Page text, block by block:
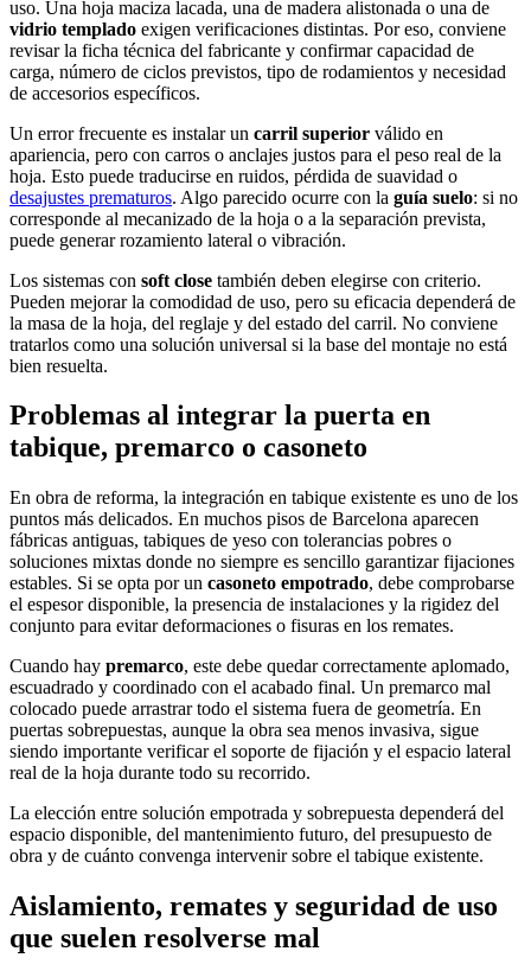
uso. Una hoja maciza lacada, una de madera alistonada o una de
vidrio templado exigen verificaciones distintas. Por eso, conviene
revisar la ficha técnica del fabricante y confirmar capacidad de
carga, número de ciclos previstos, tipo de rodamientos y necesidad
de accesorios específicos.
Un error frecuente es instalar un carril superior válido en
apariencia, pero con carros o anclajes justos para el peso real de la
hoja. Esto puede traducirse en ruidos, pérdida de suavidad o
desajustes prematuros. Algo parecido ocurre con la guía suelo: si no
corresponde al mecanizado de la hoja o a la separación prevista,
puede generar rozamiento lateral o vibración.
Los sistemas con soft close también deben elegirse con criterio.
Pueden mejorar la comodidad de uso, pero su eficacia dependerá de
la masa de la hoja, del reglaje y del estado del carril. No conviene
tratarlos como una solución universal si la base del montaje no está
bien resuelta.
Problemas al integrar la puerta en
tabique, premarco o casoneto
En obra de reforma, la integración en tabique existente es uno de los
puntos más delicados. En muchos pisos de Barcelona aparecen
fábricas antiguas, tabiques de yeso con tolerancias pobres o
soluciones mixtas donde no siempre es sencillo garantizar fijaciones
estables. Si se opta por un casoneto empotrado, debe comprobarse
el espesor disponible, la presencia de instalaciones y la rigidez del
conjunto para evitar deformaciones o fisuras en los remates.
Cuando hay premarco, este debe quedar correctamente aplomado,
escuadrado y coordinado con el acabado final. Un premarco mal
colocado puede arrastrar todo el sistema fuera de geometría. En
puertas sobrepuestas, aunque la obra sea menos invasiva, sigue
siendo importante verificar el soporte de fijación y el espacio lateral
real de la hoja durante todo su recorrido.
La elección entre solución empotrada y sobrepuesta dependerá del
espacio disponible, del mantenimiento futuro, del presupuesto de
obra y de cuánto convenga intervenir sobre el tabique existente.
Aislamiento, remates y seguridad de uso
que suelen resolverse mal